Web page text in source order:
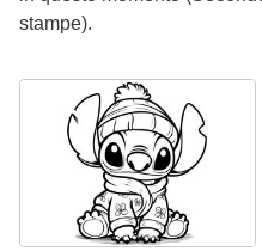
stampe).